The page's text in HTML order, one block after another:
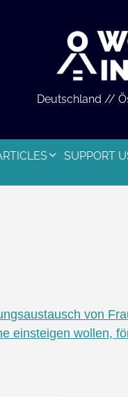
Deutschland //
SUPPORT
von
einsteigen wollen,